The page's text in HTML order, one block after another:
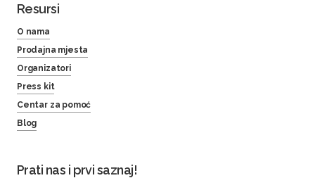
Resursi
O nama
Prodajna mjesta
Organizatori
Press kit
Centar za pomoć
Blog
Prati nas i prvi saznaj!